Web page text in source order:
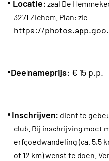
Locatie: zaal De
3271 Zichem. Plan: zie
https://
Deelnameprijs: € 15 p.p.
Inschrijven: dient te
club. Bij inschrijving moet
erfgoedwandeling (ca. 5,5
of 12 km) wenst te doen.